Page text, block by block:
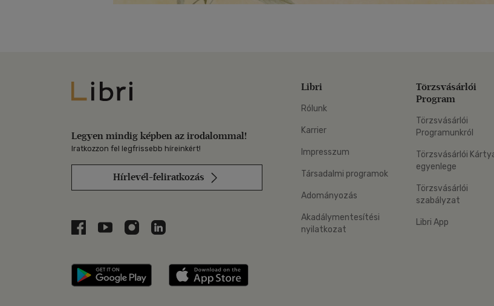
Libri
Legyen mindig képben az irodalommal!
Iratkozzon fel legfrissebb híreinkért!
Hírlevél-feliratkozás
Libri a Facebookon
Libri a Youtube-on
Libri az Instagramon
Libri a LinkedInen
Libri applikáció Szerezd meg: Google Play
Libri
Rólunk
Karrier
Impresszum
Társadalmi programok
Adományozás
Akadálymentesítési
nyilatkozat
Törzsvásárlói
Program
Törzsvásárlói
Programunkról
Törzsvásárlói
egyenlege
Törzsvásárlói
szabályzat
Libri App